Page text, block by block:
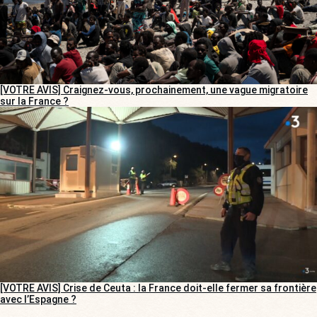
[VOTRE AVIS] Craignez-vous, prochainement, une vague migratoire
sur la France ?
[VOTRE AVIS] Crise de Ceuta : la France doit-elle fermer sa frontière
avec l’Espagne ?